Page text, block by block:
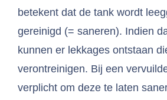
betekent dat de tank wordt
gereinigd (= saneren). Indien
kunnen er lekkages ontstaan
verontreinigen. Bij een
verplicht om deze te laten